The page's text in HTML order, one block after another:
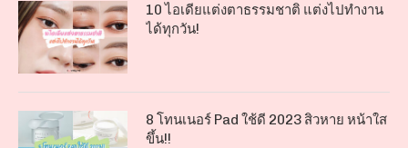
10 ไอเดียแต่งตาธรรมชาติ แต่งไปทำงาน
ได้ทุกวัน!
8 โทนเนอร์ Pad ใช้ดี 2023 สิวหาย หน้าใส
ขึ้น!!